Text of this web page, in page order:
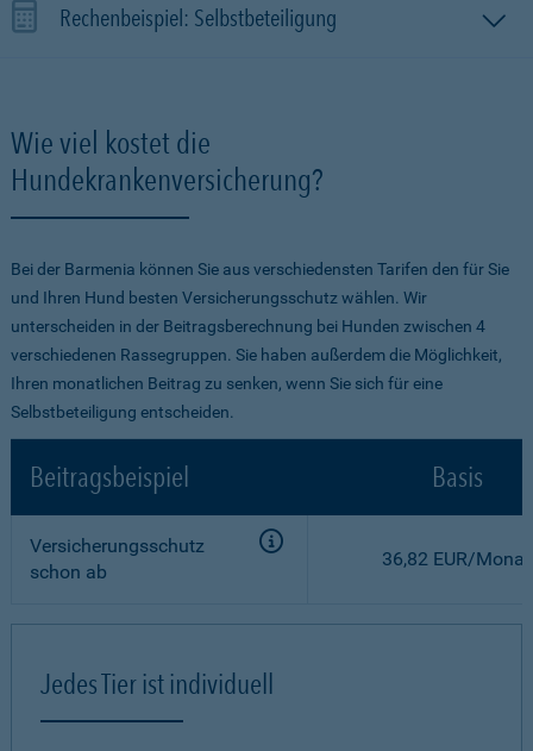
Rechenbeispiel: Selbstbeteiligung
Wie viel kostet die
Hundekrankenversicherung?
Bei der Barmenia können Sie aus verschiedensten Tarifen den für Sie
und Ihren Hund besten Versicherungsschutz wählen. Wir
unterscheiden in der Beitragsberechnung bei Hunden zwischen 4
verschiedenen Rassegruppen. Sie haben außerdem die Möglichkeit,
Ihren monatlichen Beitrag zu senken, wenn Sie sich für eine
Selbstbeteiligung entscheiden.
Beitragsbeispiel Basis
Versicherungsschutz
schon ab
36,82 EUR/Monat
Jedes Tier ist individuell